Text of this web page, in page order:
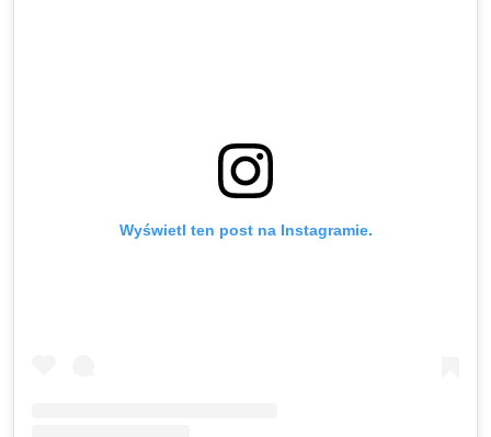
Wyświetl ten post na Instagramie.